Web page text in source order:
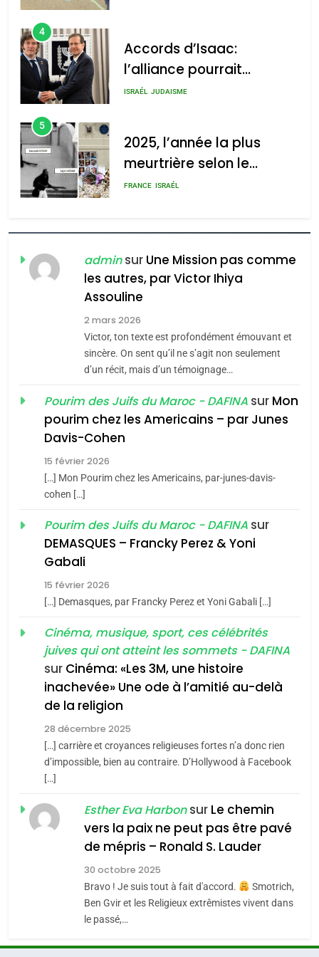
2025, l’année la plus
meurtrière selon le rapport
d’ADL contre
l’antisémitisme
admin 0
4
Accords d’Isaac:
l’alliance pourrait
s’étendre à 13 pays
ISRAÉL JUDAISME
5
2025, l’année la plus
meurtrière selon le
rapport d’ADL contre
FRANCE ISRAÉL
FIÈRE, DIGNE ET RÉSILIENTE :
POURQUOI JE REVENDIQUE
MA JUDAÏTE par Thérèse
Zrihen-Dvir
ISRAÉL JUDAISME
CE QUI NOUS MANQUE –
Jacques Hadida
JUDAISME
Maroc : Les amandes de
Tafraout, le miel de Tadla
du terroir
Oeil ravageur – Vanessa
De Loya Stauber
«Tu dis génocide, je dis
guerre»: La nouvelle
chanson de Boy George
ISRAÉL JUDAISME
Accords d’Isaac:
l’alliance pourrait
s’étendre à 13 pays
d’Amérique latine
ISRAÉL JUDAISME
2025, l’année la plus
meurtrière selon le
adminsur Une Mission pas comme
les autres, par Victor Ihiya
Assouline
2 mars 2026
Victor, ton texte est profondément émouvant et
sincère. On sent qu’il ne s’agit non seulement
d’un récit, mais d’un témoignage…
Pourim des Juifs du Maroc - DAFINA sur Mon
pourim chez les Americains – par Junes
Davis-Cohen
15 février 2026
[…] Mon Pourim chez les Americains, par-junes-davis-
cohen […]
Pourim des Juifs du Maroc - DAFINA sur
DEMASQUES – Francky Perez & Yoni
Gabali
15 février 2026
[…] Demasques, par Francky Perez et Yoni Gabali […]
Cinéma, musique, sport, ces célébrités
juives qui ont atteint les sommets - DAFINA
sur Cinéma: «Les 3M, une histoire
inachevée» Une ode à l’amitié au-delà
de la religion
28 décembre 2025
[…] carrière et croyances religieuses fortes n’a donc rien
d’impossible, bien au contraire. D’Hollywood à Facebook
[…]
Esther Eva Harbonsur Le chemin
vers la paix ne peut pas être pavé
de mépris – Ronald S. Lauder
30 octobre 2025
Bravo ! Je suis tout à fait d'accord.
Smotrich,
Ben Gvir et les Religieux extrêmistes vivent dans
le passé,…
meurtrière selon le rapport
l’antisémitisme
FIÈRE, DIGNE ET RÉSILIENTE :
POURQUOI JE REVENDIQUE
MA JUDAÏTE par Thérèse
Zrihen-Dvir
ISRAÉL
CE QUI NOUS MANQUE –
JUDAISME
Maroc : Les amandes de
Tafraout, le miel de Tadla
Azilal consacrés produits
du terroir
DAFINA MAROC
Oeil ravageur – Vanessa De